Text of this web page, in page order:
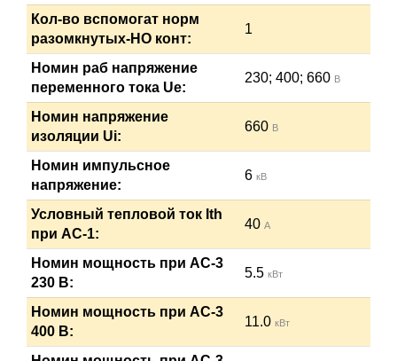
Кол-во вспомогат норм
разомкнутых-НО конт:
1
Номин раб напряжение
переменного тока Ue:
230; 400; 660 В
Номин напряжение
изоляции Ui:
660 В
Номин импульсное
напряжение:
6 кВ
Условный тепловой ток Ith
при АС-1:
40 А
Номин мощность при AC-3
230 В:
5.5 кВт
Номин мощность при AC-3
400 В:
11.0 кВт